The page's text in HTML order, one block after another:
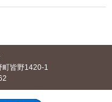
皆野1420-1